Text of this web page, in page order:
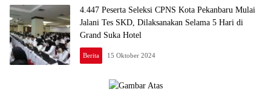
4.447 Peserta Seleksi CPNS Kota Pekanbaru Mulai
Jalani Tes SKD, Dilaksanakan Selama 5 Hari di
Grand Suka Hotel
Berita 15 Oktober 2024